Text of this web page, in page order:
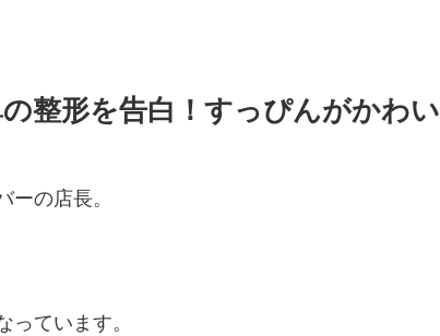
整形を告白！すっぴんがかわ
ーの店長。
ています。